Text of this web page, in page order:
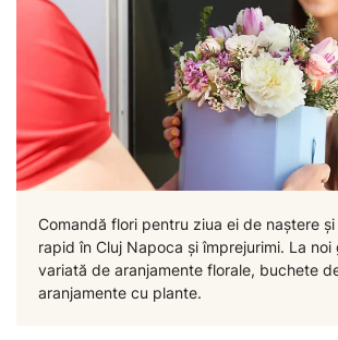
Comandă flori pentru ziua ei de naștere și
rapid în Cluj Napoca și împrejurimi. La noi
variată de aranjamente florale, buchete
aranjamente cu plante.